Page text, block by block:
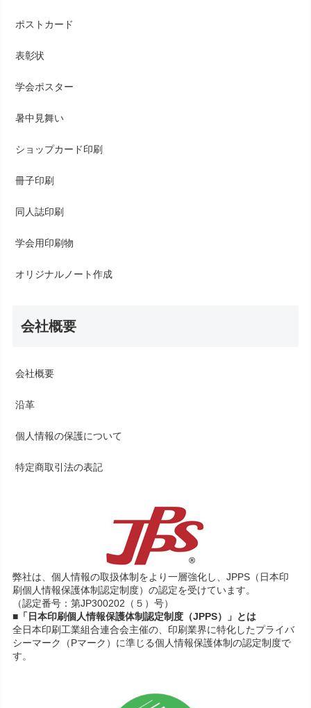
ポストカード
表彰状
学会ポスター
暑中見舞い
ショップカード印刷
冊子印刷
同人誌印刷
学会用印刷物
オリジナルノート作成
会社概要
会社概要
沿革
個人情報の保護について
特定商取引法の表記
弊社は、個人情報の取扱体制をより一層強化し、JPPS（日本印
刷個人情報保護体制認定制度）の認定を受けています。
（認定番号：第JP300202（５）号）
■「日本印刷個人情報保護体制認定制度（JPPS）」とは
全日本印刷工業組合連合会主催の、印刷業界に特化したプライバ
シーマーク（Pマーク）に準じる個人情報保護体制の認定制度で
す。